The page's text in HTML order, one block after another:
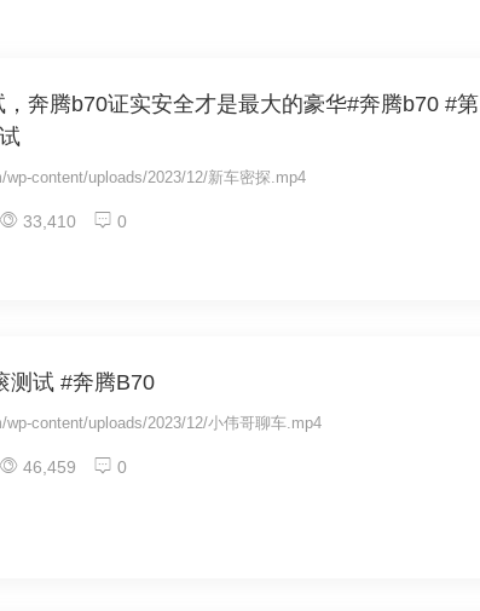
奔腾b70证实安全才是最大的豪华#奔腾b70 #第
wp-content/uploads/2023/12/新车密探.mp4
33,410 0
测试 #奔腾B70
wp-content/uploads/2023/12/小伟哥聊车.mp4
46,459 0